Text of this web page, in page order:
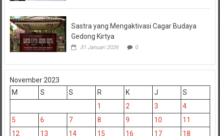
Sastra yang Mengaktivasi Cagar Budaya
Gedong Kirtya
31 Januari 2026 0
November 2023
M
S S R K J
S
1
2 3
4
5
6 7 8 9 10
11
12
13 14 15 16 17 18